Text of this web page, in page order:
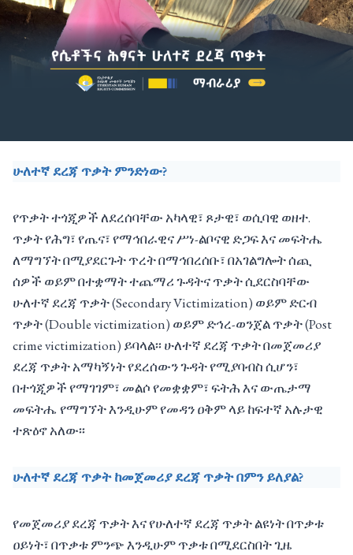
ሁለተኛ ደረጃ ጥቃት ምንድነው?
የጥቃት ተጎጂዎች ለደረሰባቸው አካላዊ፣ ጾታዊ፣ ወሲባዊ ወዘተ.
ጥቃት የሕግ፣ የጤና፣ የማኅበራዊና ሥነ-ልቦናዊ ድጋፍ እና መፍትሔ
ለማግኘት በሚያደርጉት ጥረት በማኅበረሰቡ፣ በአገልግሎት ሰጪ
ሰዎች ወይም በተቋማት ተጨማሪ ጉዳትና ጥቃት ሲደርስባቸው
ሁለተኛ ደረጃ ጥቃት (Secondary Victimization) ወይም ድርብ
ጥቃት (Double victimization) ወይም ድኅረ-ወንጀል ጥቃት (Post
crime victimization) ይባላል፡፡ ሁለተኛ ደረጃ ጥቃት በመጀመሪያ
ደረጃ ጥቃት አማካኝነት የደረሰውን ጉዳት የሚያባብስ ሲሆን፣
በተጎጂዎች የማገገም፣ መልሶ የመቋቋም፣ ፍትሕ እና ውጤታማ
መፍትሔ የማግኘት እንዲሁም የመዳን ዐቅም ላይ ከፍተኛ አሉታዊ
ተጽዕኖ አለው፡፡
ሁለተኛ ደረጃ ጥቃት ከመጀመሪያ ደረጃ ጥቃት በምን ይለያል?
የመጀመሪያ ደረጃ ጥቃት እና የሁለተኛ ደረጃ ጥቃት ልዩነት በጥቃቱ
ዐይነት፣ በጥቃቱ ምንጭ እንዲሁም ጥቃቱ በሚደርስበት ጊዜ